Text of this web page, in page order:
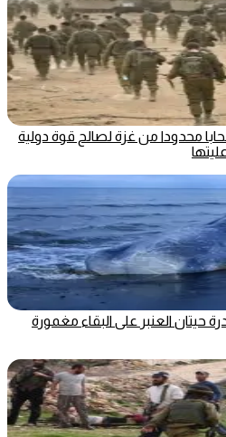
محدودا من غزة لصالح قوة دولية
حيتان العنبر على البقاء مغمورة